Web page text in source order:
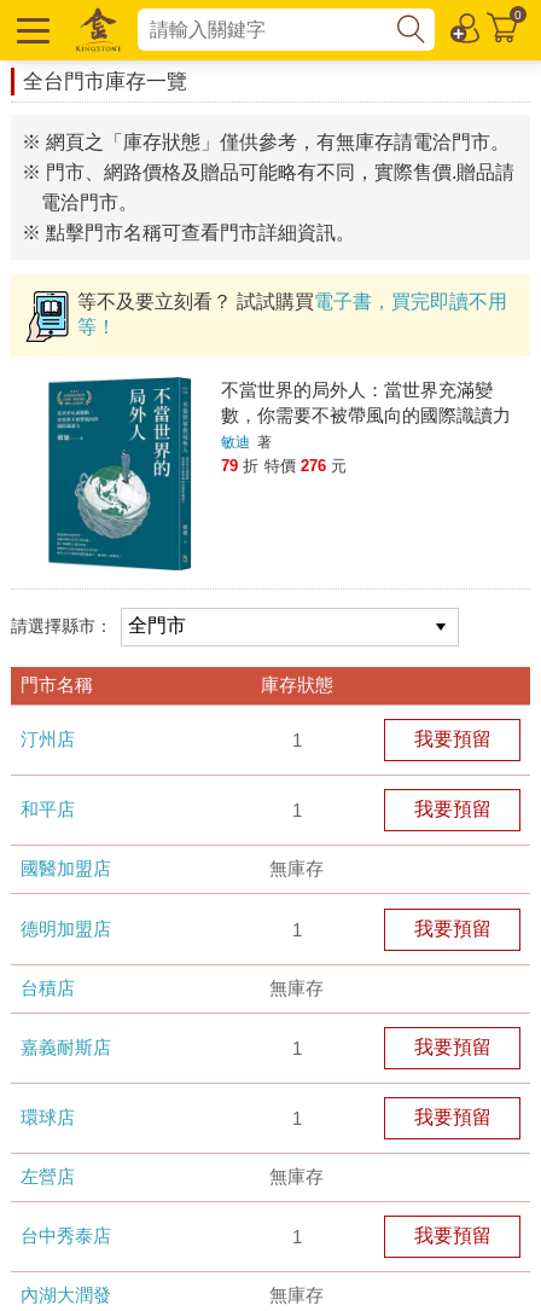
0
全台門市庫存一覽
※ 網頁之「庫存狀態」僅供參考，有無庫存請電洽門市。
※ 門市、網路價格及贈品可能略有不同，實際售價.贈品請
電洽門市。
※ 點擊門市名稱可查看門市詳細資訊。
等不及要立刻看？ 試試購買電子書，買完即讀不用
等！
不當世界的局外人：當世界充滿變
數，你需要不被帶風向的國際識讀力
敏迪 著
79 折 特價 276 元
請選擇縣市：
門市名稱 庫存狀態
汀州店 1 我要預留
和平店 1 我要預留
國醫加盟店 無庫存
德明加盟店 1 我要預留
台積店 無庫存
嘉義耐斯店 1 我要預留
環球店 1 我要預留
左營店 無庫存
台中秀泰店 1 我要預留
內湖大潤發 無庫存